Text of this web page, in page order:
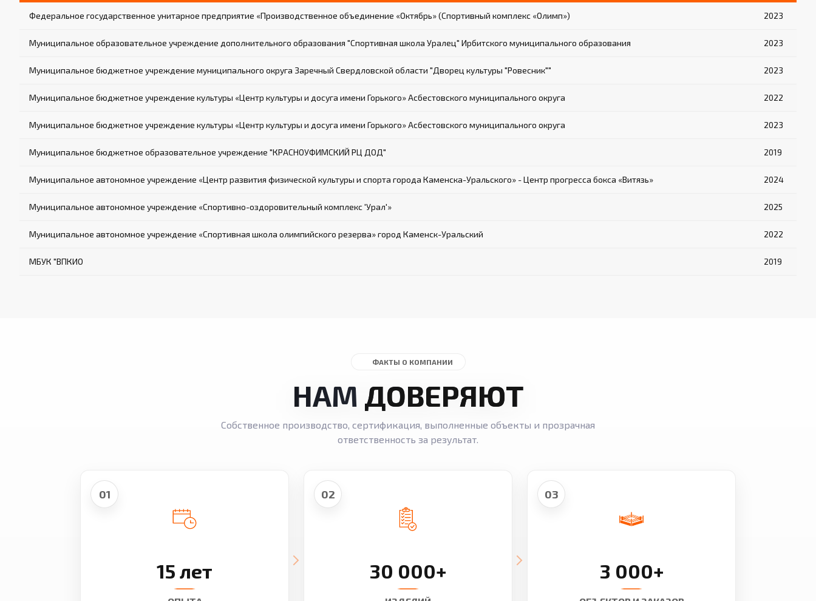
Федеральное государственное унитарное предприятие «Производственное объединение «Октябрь» (Спортивный комплекс «Олимп») 2023
Муниципальное образовательное учреждение дополнительного образования "Спортивная школа Уралец" Ирбитского муниципального образования 2023
Муниципальное бюджетное учреждение муниципального округа Заречный Свердловской области "Дворец культуры "Ровесник"" 2023
Муниципальное бюджетное учреждение культуры «Центр культуры и досуга имени Горького» Асбестовского муниципального округа 2022
Муниципальное бюджетное учреждение культуры «Центр культуры и досуга имени Горького» Асбестовского муниципального округа 2023
Муниципальное бюджетное образовательное учреждение "КРАСНОУФИМСКИЙ РЦ ДОД" 2019
Муниципальное автономное учреждение «Центр развития физической культуры и спорта города Каменска-Уральского» - Центр прогресса бокса «Витязь» 2024
Муниципальное автономное учреждение «Спортивно-оздоровительный комплекс 'Урал'» 2025
Муниципальное автономное учреждение «Спортивная школа олимпийского резерва» город Каменск-Уральский 2022
МБУК "ВПКИО 2019
ФАКТЫ О КОМПАНИИ
НАМ ДОВЕРЯЮТ
Собственное производство, сертификация, выполненные объекты и прозрачная
ответственность за результат.
01
15 лет
02
30 000+
03
3 000+